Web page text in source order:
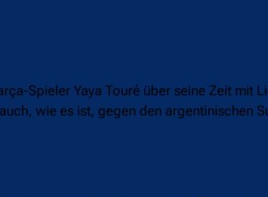
Spieler Yaya Touré über seine Zeit mit
wie es ist, gegen den argentinischen